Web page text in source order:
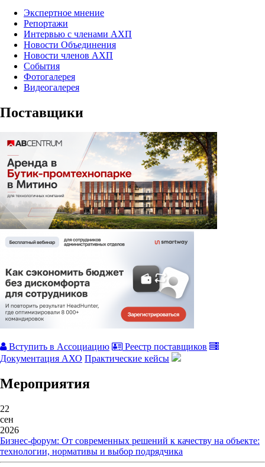
Экспертное мнение
Репортажи
Интервью с членами АХП
Новости Объединения
Новости членов АХП
События
Фотогалерея
Видеогалерея
Поставщики
Вступить в Ассоциацию
Реестр поставщиков
Документация АХО Практические кейсы
Мероприятия
22
сен
2026
Бизнес-форум: От современных решений к качеству на объекте:
технологии, нормативы и выбор подрядчика